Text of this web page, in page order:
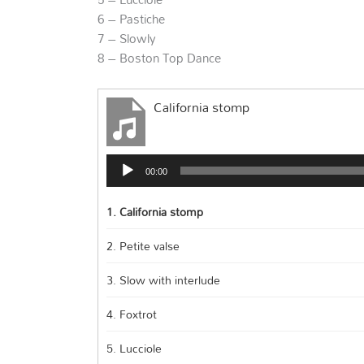
6 – Pastiche
7 – Slowly
8 – Boston Top Dance
California stomp
Audio
Player 00:00
1.California stomp
2. Petite valse
3. Slow with interlude
4. Foxtrot
5. Lucciole